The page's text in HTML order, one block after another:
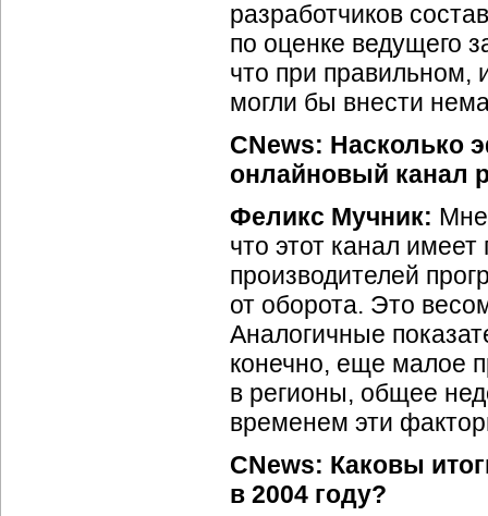
разработчиков
по оценке ведущего
что при правильном,
могли бы внести
CNews: Насколько
онлайновый канал
Феликс Мучник: Мне
что этот канал
производителей
от оборота. Это
Аналогичные
конечно, еще малое
в регионы, общее
временем эти
CNews: Каковы
в 2004 году?